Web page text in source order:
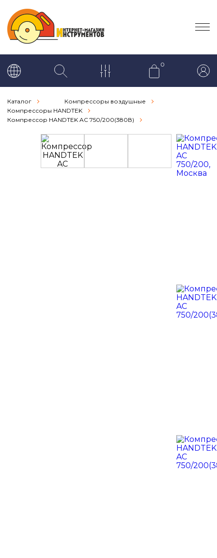
0
Каталог
Компрессоры воздушные
Компрессоры HANDTEK
Компрессор HANDTEK AC 750/200(380В)